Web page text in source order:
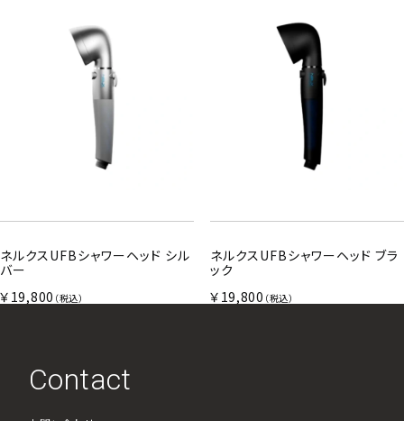
ネルクスUFBシャワーヘッド シル
バー
￥19,800 （税込）
ネルクスUFBシャワーヘッド ブラ
ック
￥19,800 （税込）
Contact